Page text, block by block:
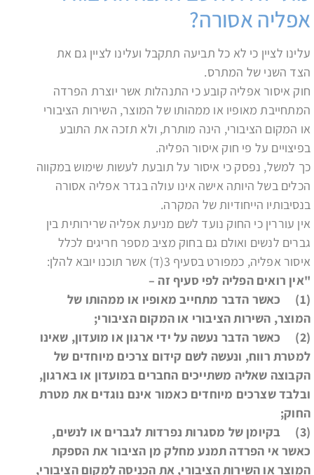
אפליה אסורה?
עלינו לציין כי לא כל תביעה תתקבל ועלינו לציין גם את
הצד השני של המתרס.
חוק איסור אפליה קובע כי התנהלות אשר יוצרת הפרדה
המתחייבת מאופיו או ממהותו של המוצר, השירות הציבורי
או המקום הציבורי, הינה מותרת, ולא תזכה את התובע
בפיצויים על פי חוק איסור הפליה.
כך למשל, נפסק כי איסור על תובעת לעשות שימוש במקווה
הכלים בשל היותה אישה אינו עולה בגדר אפליה אסורה
בנסיבותיו הייחודיות של המקרה.
אין עוררין כי החוק נועד לשם מניעת אפליה שרירותית בין
גברים לנשים ואולם גם בחוק מציב מספר חריגים לכלל
איסור אפליה, כמפורט בסעיף 3(ד) אשר תוכנו יובא להלן:
"אין רואים הפליה לפי סעיף זה –
(1) כאשר הדבר מתחייב מאופיו או ממהותו של
המוצר, השירות הציבורי או המקום הציבורי;
(2) כאשר הדבר נעשה על ידי ארגון או מועדון, שאינו
למטרת רווח, ונעשה לשם קידום צרכים מיוחדים של
הקבוצה שאליה משתייכים החברים במועדון או בארגון,
ובלבד שצרכים מיוחדים כאמור אינם נוגדים את מטרת
החוק;
(3) בקיומן של מסגרות נפרדות לגברים או לנשים,
כאשר אי הפרדה תמנע מחלק מן הציבור את הספקת
המוצר או השירות הציבורי, את הכניסה למקום הציבורי,